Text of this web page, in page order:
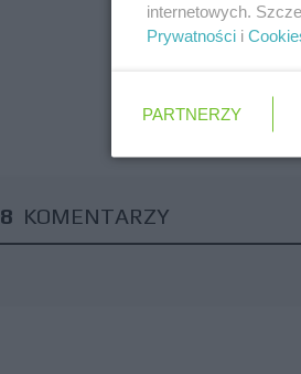
8 KOMENTARZY
internetowych.
Prywatności i
PARTNERZY